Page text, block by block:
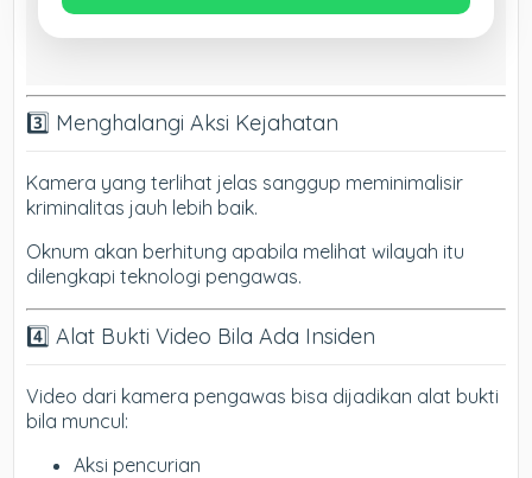
3️⃣ Menghalangi Aksi Kejahatan
Kamera yang terlihat jelas sanggup meminimalisir
kriminalitas jauh lebih baik.
Oknum akan berhitung apabila melihat wilayah itu
dilengkapi teknologi pengawas.
4️⃣ Alat Bukti Video Bila Ada Insiden
Video dari kamera pengawas bisa dijadikan alat bukti
bila muncul:
Aksi pencurian